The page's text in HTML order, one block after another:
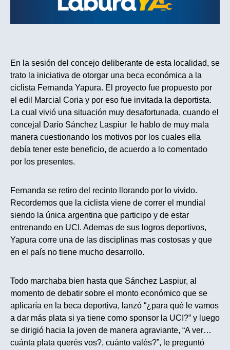
En la sesión del concejo deliberante de esta localidad, se
trato la iniciativa de otorgar una beca económica a la
ciclista Fernanda Yapura. El proyecto fue propuesto por
el edil Marcial Coria y por eso fue invitada la deportista.
La cual vivió una situación muy desafortunada, cuando el
concejal Darío Sánchez Laspiur le hablo de muy mala
manera cuestionando los motivos por los cuales ella
debía tener este beneficio, de acuerdo a lo comentado
por los presentes.
Fernanda se retiro del recinto llorando por lo vivido.
Recordemos que la ciclista viene de correr el mundial
siendo la única argentina que participo y de estar
entrenando en UCI. Ademas de sus logros deportivos,
Yapura corre una de las disciplinas mas costosas y que
en el país no tiene mucho desarrollo.
Todo marchaba bien hasta que Sánchez Laspiur, al
momento de debatir sobre el monto económico que se
aplicaría en la beca deportiva, lanzó “¿para qué le vamos
a dar más plata si ya tiene como sponsor la UCI?” y luego
se dirigió hacia la joven de manera agraviante, “A ver…
cuánta plata querés vos?, cuánto valés?”, le preguntó